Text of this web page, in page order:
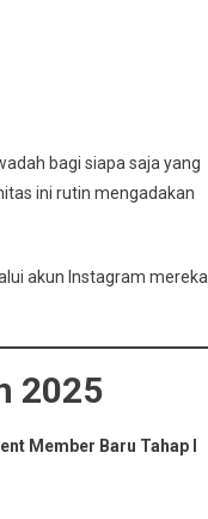
bagi siapa saja yang
ini rutin mengadakan
akun Instagram mereka
2025
Member Baru Tahap I